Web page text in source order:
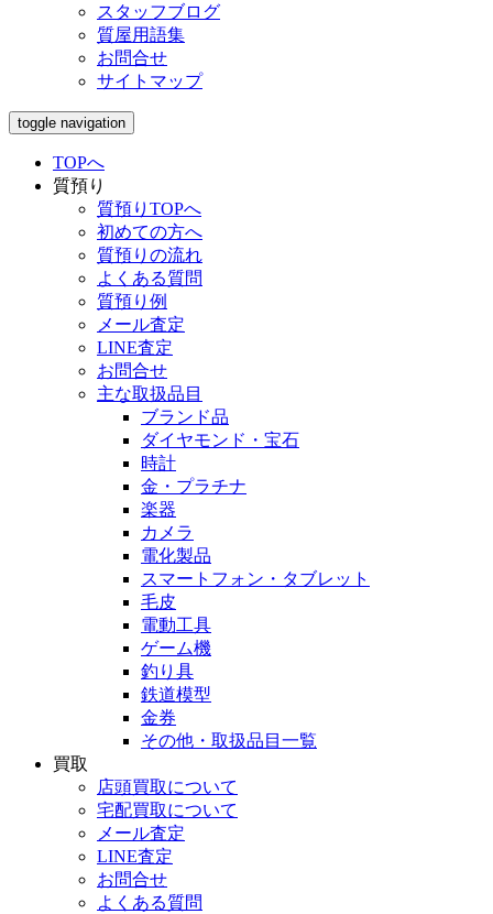
スタッフブログ
質屋用語集
お問合せ
サイトマップ
toggle navigation
TOPへ
質預り
質預りTOPへ
初めての方へ
質預りの流れ
よくある質問
質預り例
メール査定
LINE査定
お問合せ
主な取扱品目
ブランド品
ダイヤモンド・宝石
時計
金・プラチナ
楽器
カメラ
電化製品
スマートフォン・タブレット
毛皮
電動工具
ゲーム機
釣り具
鉄道模型
金券
その他・取扱品目一覧
買取
店頭買取について
宅配買取について
メール査定
LINE査定
お問合せ
よくある質問